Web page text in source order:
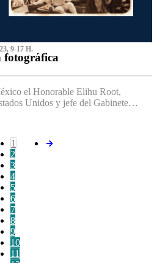
9-17 H.
fotográfica
el Honorable Elihu Root,
Unidos y jefe del Gabinete…
1
2
3
4
5
6
7
8
9
10
11